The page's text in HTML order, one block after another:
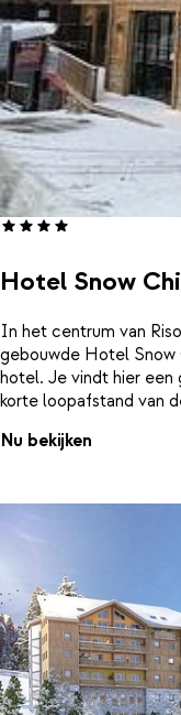
Hotel Snow
In het centrum van
gebouwde Hotel
hotel. Je vindt hier een
korte loopafstand van
Nu bekijken